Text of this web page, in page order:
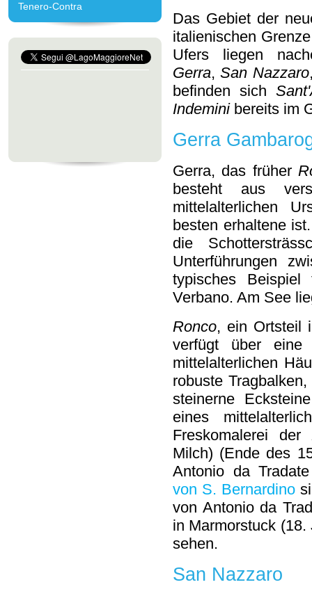
Tenero-Contra
Das Gebiet der
italienischen
Ufers liegen
Gerra,San Nazzaro
befinden sich
Indeminibereits im
Gerra
Gerra, das früher
besteht aus
mittelalterlichen
besten erhaltene
die
Unterführungen
typisches
Verbano. Am See
Ronco, ein Ortsteil
verfügt über
mittelalterlichen
robuste
steinerne
eines
Freskomalerei der
Milch) (Ende des
Antonio da
von S. Bernardino
von Antonio da
in Marmorstuck
sehen.
San Nazzaro